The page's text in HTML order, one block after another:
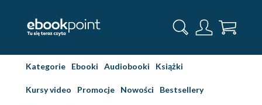
Kategorie Ebooki Audiobooki Książki
Kursy video Promocje Nowości Bestsellery